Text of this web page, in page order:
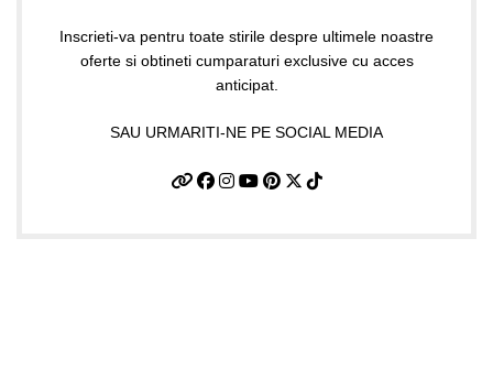
Inscrieti-va pentru toate stirile despre ultimele noastre
oferte si obtineti cumparaturi exclusive cu acces
anticipat.
SAU URMARITI-NE PE SOCIAL MEDIA